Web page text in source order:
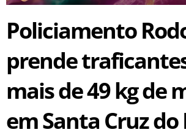
Policiamento
prende
mais de 49 kg de
em Santa Cruz do